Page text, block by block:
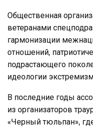
Общественная
ветеранами
гармонизации
отношений,
подрастающего
идеологии
В последние годы
из организаторов
«Черный тюльпан»,